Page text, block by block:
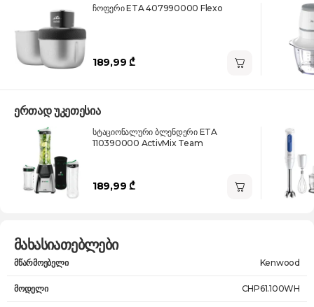
ჩოფერი ETA 407990000 Flexo
189,99 ₾
ერთად უკეთესია
სტაციონალური ბლენდერი ETA
110390000 ActivMix Team
189,99 ₾
მახასიათებლები
მწარმოებელი Kenwood
მოდელი CHP61.100WH